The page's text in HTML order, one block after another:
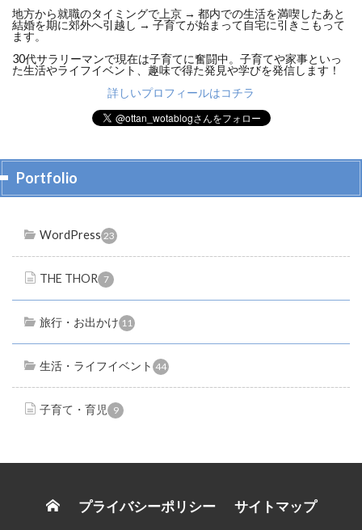
地方から就職のタイミングで上京 → 都内での生活を満喫したあと
結婚を期に郊外へ引越し → 子育てが始まって自宅に引きこもって
ます。
30代サラリーマンで現在は子育てに奮闘中。子育てや家事といっ
た生活やライフイベント、趣味で得た発見や学びを発信します！
詳しいプロフィールはコチラ
Portfolio
WordPress 23
THE THOR 7
旅行・お出かけ 11
生活・ライフイベント 44
子育て・育児 9
プライバシーポリシー サイトマップ